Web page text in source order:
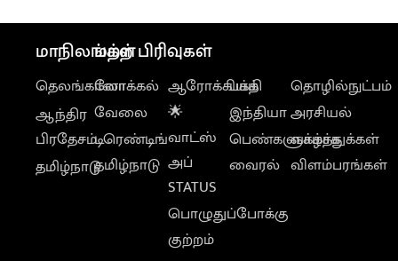
மாநிலங்கள்
தெலங்கானா
ஆந்திர
பிரதேசம்
தமிழ்நாடு
மற்ற பிரிவுகள்
லோக்கல்
வேலை
டிரெண்டிங்
தமிழ்நாடு
ஆரோக்கியம்
🌟
வாட்ஸ்
அப்
STATUS
பொழுதுப்போக்கு
குற்றம்
பக்தி
இந்தியா
பெண்களுக்காக
வைரல்
தொழில்நுட்பம்
அரசியல்
வாழ்த்துக்கள்
விளம்பரங்கள்